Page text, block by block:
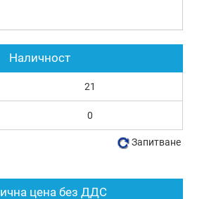
цена без ДДС
Наличност
21
0
Запитване